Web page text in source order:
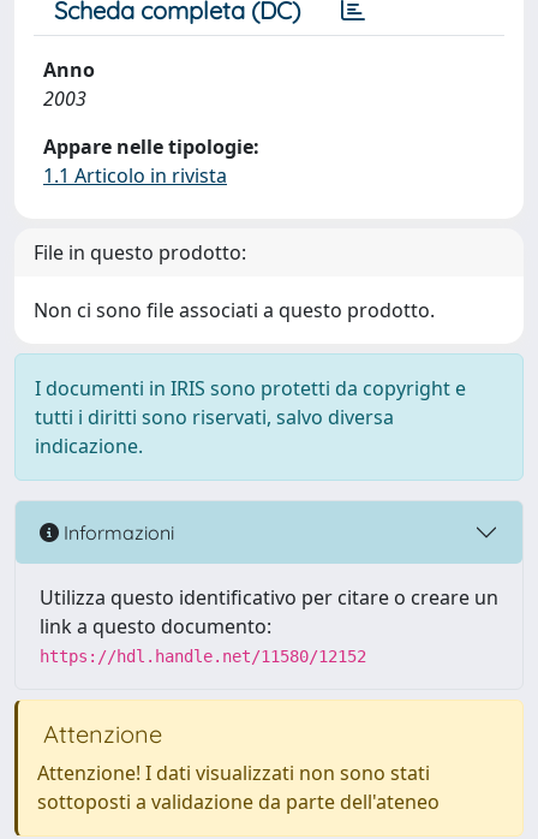
Scheda completa (DC)
Anno
2003
Appare nelle tipologie:
1.1 Articolo in rivista
File in questo prodotto:
Non ci sono file associati a questo prodotto.
I documenti in IRIS sono protetti da copyright e
tutti i diritti sono riservati, salvo diversa
indicazione.
Informazioni
Utilizza questo identificativo per citare o creare un
link a questo documento:
https://hdl.handle.net/11580/12152
Attenzione
Attenzione! I dati visualizzati non sono stati
sottoposti a validazione da parte dell'ateneo